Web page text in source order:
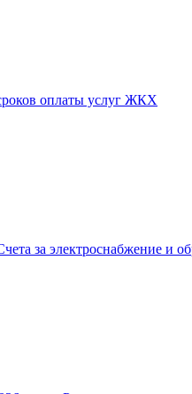
оплаты услуг ЖКХ
за электроснабжение и